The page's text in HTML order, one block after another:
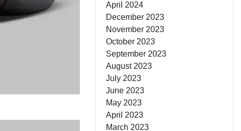
April 2024
December 2023
November 2023
October 2023
September 2023
August 2023
July 2023
June 2023
May 2023
April 2023
March 2023